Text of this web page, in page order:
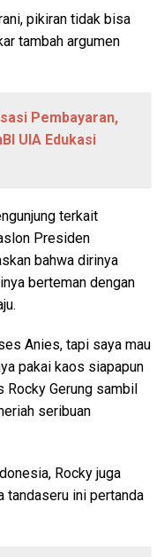
pikiran tidak bisa
tambah argumen
Pembayaran,
UIA Edukasi
terkait
Presiden
bahwa dirinya
berteman dengan
Anies, tapi saya mau
pakai kaos siapapun
Rocky Gerung sambil
seribuan
Rocky juga
tandaseru ini pertanda